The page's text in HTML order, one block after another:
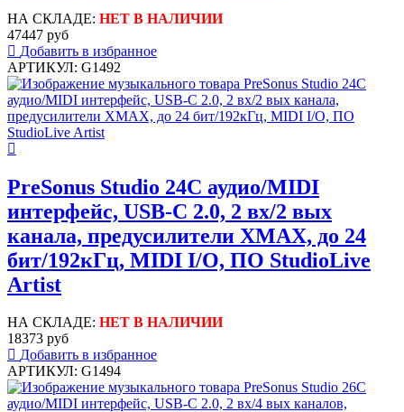
НА СКЛАДЕ: НЕТ В НАЛИЧИИ
47447 руб
Добавить в избранное
АРТИКУЛ: G1492
PreSonus Studio 24C аудио/MIDI
интерфейс, USB-C 2.0, 2 вх/2 вых
канала, предусилители XMAX, до 24
бит/192кГц, MIDI I/O, ПО StudioLive
Artist
НА СКЛАДЕ: НЕТ В НАЛИЧИИ
18373 руб
Добавить в избранное
АРТИКУЛ: G1494